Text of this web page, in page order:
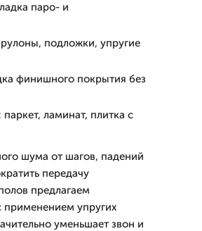
паро- и
подложки, упругие
финишного покрытия без
ламинат, плитка с
шума от шагов, падений
передачу
предлагаем
упругих
уменьшает звон и